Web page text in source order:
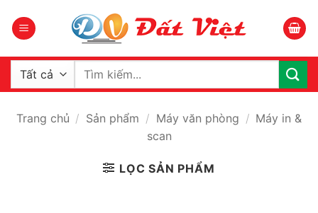
qua
dung
Tìm
Trang chủ / Sản phẩm / Máy văn phòng / Máy in &
scan
LỌC SẢN PHẨM